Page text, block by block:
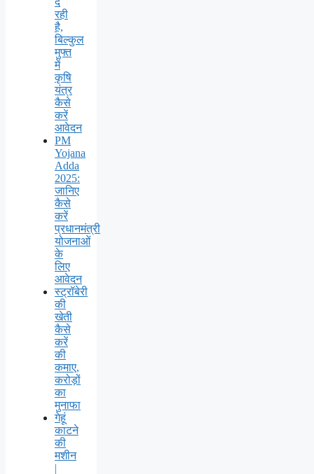
रही
है,
बिल्कुल
मुफ्त
में
कृषि
यंत्र
कैसे
करें
आवेदन
PM
Yojana
Adda
2025:
जानिए
कैसे
करें
प्रधानमंत्री
योजनाओं
के
लिए
आवेदन
स्ट्रॉबेरी
की
खेती
कैसे
करें
की
कमाए,
करोड़ों
का
मुनाफा
गेहूं
काटने
की
मशीन
|